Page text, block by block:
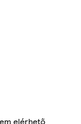
elérhető